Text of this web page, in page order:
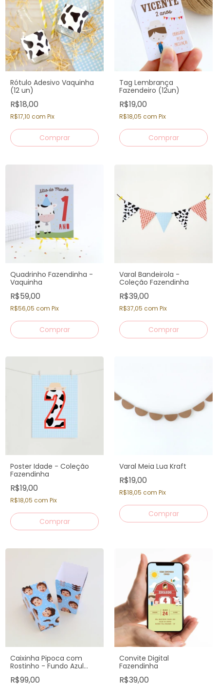
Rótulo Adesivo Vaquinha
(12 un)
R$18,00
R$17,10 com Pix
Tag Lembrança
Fazendeiro (12un)
R$19,00
R$18,05 com Pix
Quadrinho Fazendinha -
Vaquinha
R$59,00
R$56,05 com Pix
Varal Bandeirola -
Coleção Fazendinha
R$39,00
R$37,05 com Pix
Poster Idade - Coleção
Fazendinha
R$19,00
R$18,05 com Pix
Varal Meia Lua Kraft
R$19,00
R$18,05 com Pix
Caixinha Pipoca com
Rostinho - Fundo Azul
Claro (12 un)
R$99,00
Convite Digital
Fazendinha
R$39,00